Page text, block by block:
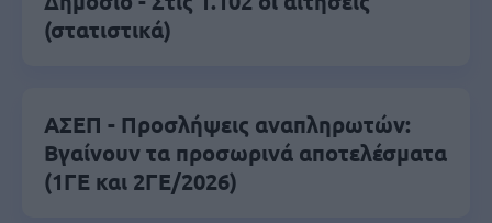
(στατιστικά)
ΑΣΕΠ - Προσλήψεις αναπληρωτών:
Βγαίνουν τα προσωρινά αποτελέσματα
(1ΓΕ και 2ΓΕ/2026)